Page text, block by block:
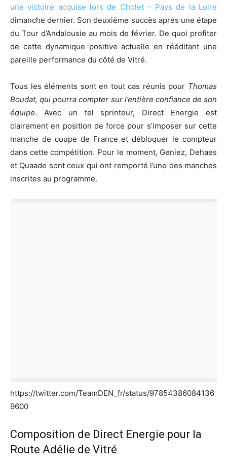
une victoire acquise lors de Cholet – Pays de la Loire
dimanche dernier. Son deuxième succès après une étape
du Tour d’Andalousie au mois de février. De quoi profiter
de cette dynamique positive actuelle en rééditant une
pareille performance du côté de Vitré.
Tous les éléments sont en tout cas réunis pour Thomas
Boudat, qui pourra compter sur l’entière confiance de son
équipe. Avec un tel sprinteur, Direct Energie est
clairement en position de force pour s’imposer sur cette
manche de coupe de France et débloquer le compteur
dans cette compétition. Pour le moment, Geniez, Dehaes
et Quaade sont ceux qui ont remporté l’une des manches
inscrites au programme.
https://twitter.com/TeamDEN_fr/status/97854386084136
9600
Composition de Direct Energie pour la
Route Adélie de Vitré